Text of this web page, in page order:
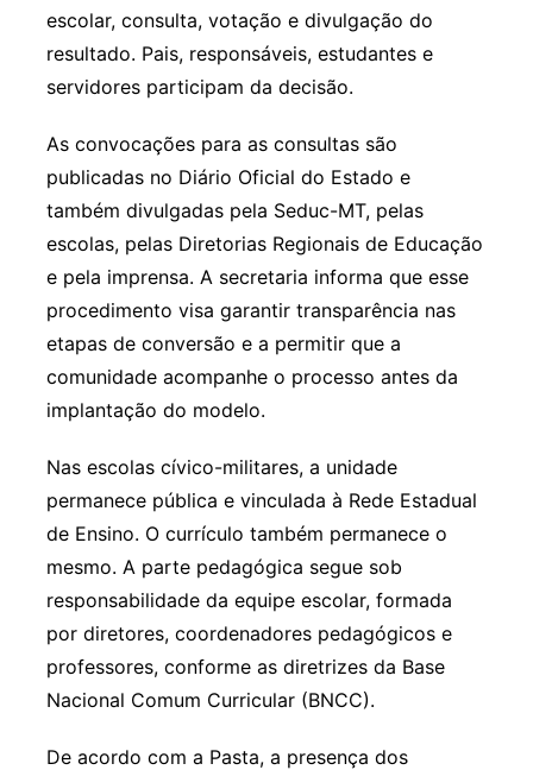
escolar, consulta, votação e divulgação do
resultado. Pais, responsáveis, estudantes e
servidores participam da decisão.
As convocações para as consultas são
publicadas no Diário Oficial do Estado e
também divulgadas pela Seduc-MT, pelas
escolas, pelas Diretorias Regionais de Educação
e pela imprensa. A secretaria informa que esse
procedimento visa garantir transparência nas
etapas de conversão e a permitir que a
comunidade acompanhe o processo antes da
implantação do modelo.
Nas escolas cívico-militares, a unidade
permanece pública e vinculada à Rede Estadual
de Ensino. O currículo também permanece o
mesmo. A parte pedagógica segue sob
responsabilidade da equipe escolar, formada
por diretores, coordenadores pedagógicos e
professores, conforme as diretrizes da Base
Nacional Comum Curricular (BNCC).
De acordo com a Pasta, a presença dos